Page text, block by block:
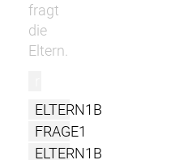
fragt
die
Eltern.
ELTERN1B
FRAGE1
ELTERN1B